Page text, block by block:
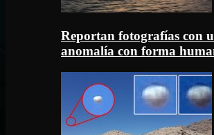
Reportan fotografías con
anomalía con forma